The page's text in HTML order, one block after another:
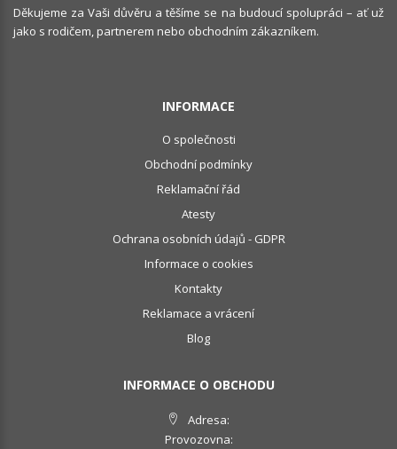
Děkujeme za Vaši důvěru a těšíme se na budoucí spolupráci – ať už
jako s rodičem, partnerem nebo obchodním zákazníkem.
INFORMACE
O společnosti
Obchodní podmínky
Reklamační řád
Atesty
Ochrana osobních údajů - GDPR
Informace o cookies
Kontakty
Reklamace a vrácení
Blog
INFORMACE O OBCHODU
Adresa:
Provozovna: